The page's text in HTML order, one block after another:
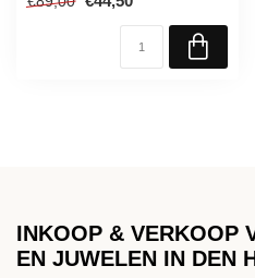
INKOOP & VERKOOP
EN JUWELEN IN DEN